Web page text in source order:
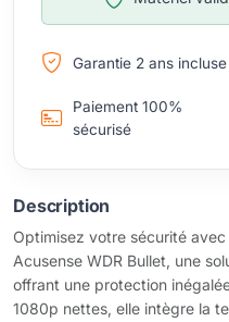
Garantie 2 ans incluse
Paiement 100%
sécurisé
Description
Optimisez votre sécurité
Acusense WDR Bullet, une
offrant une protection
1080p nettes, elle intègre la